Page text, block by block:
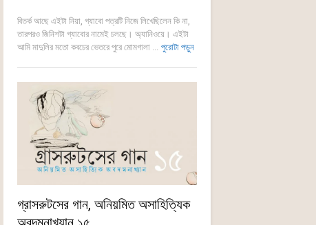
বিতর্ক আছে এইটা নিয়া, গ্যাবো পত্রটি নিজে লিখেছিলেন কি না,
তারপরও জিনিশটা গ্যাবোর নামেই চলছে। অ্যানিওয়ে। এইটা
আমি মাদুলির মতো কবচের ভেতরে পুরে মোমগালা ... পুরোটা পড়ুন
গ্রাসরুটসের গান, অনিয়মিত অসাহিত্যিক